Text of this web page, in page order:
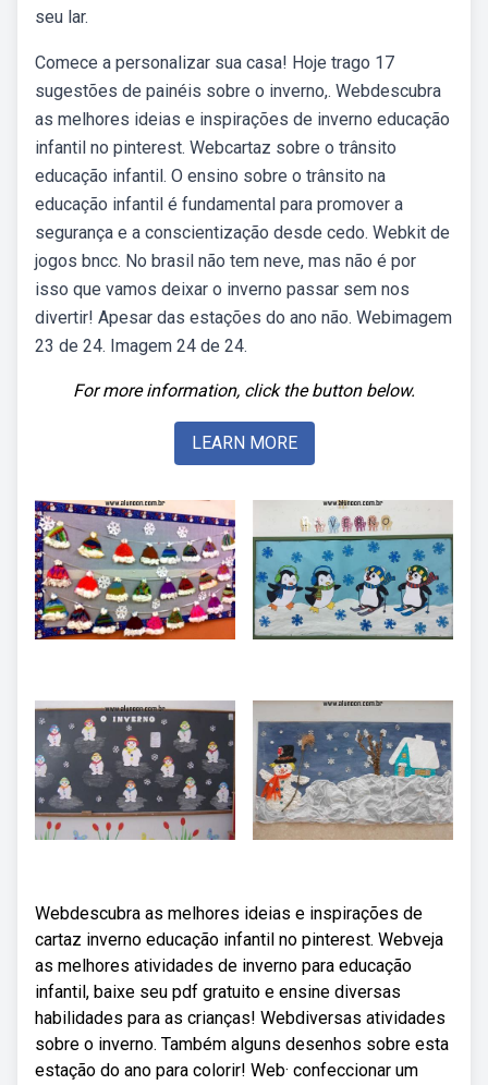
seu lar.
Comece a personalizar sua casa! Hoje trago 17
sugestões de painéis sobre o inverno,. Webdescubra
as melhores ideias e inspirações de inverno educação
infantil no pinterest. Webcartaz sobre o trânsito
educação infantil. O ensino sobre o trânsito na
educação infantil é fundamental para promover a
segurança e a conscientização desde cedo. Webkit de
jogos bncc. No brasil não tem neve, mas não é por
isso que vamos deixar o inverno passar sem nos
divertir! Apesar das estações do ano não. Webimagem
23 de 24. Imagem 24 de 24.
For more information, click the button below.
LEARN MORE
Webdescubra as melhores ideias e inspirações de
cartaz inverno educação infantil no pinterest. Webveja
as melhores atividades de inverno para educação
infantil, baixe seu pdf gratuito e ensine diversas
habilidades para as crianças! Webdiversas atividades
sobre o inverno. Também alguns desenhos sobre esta
estação do ano para colorir! Web· confeccionar um